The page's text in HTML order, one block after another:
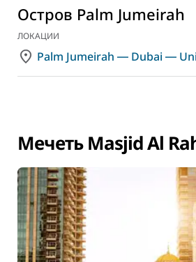
Остров Palm Jumeirah
ЛОКАЦИИ
Palm Jumeirah ― Dubai ―
Мечеть Masjid Al